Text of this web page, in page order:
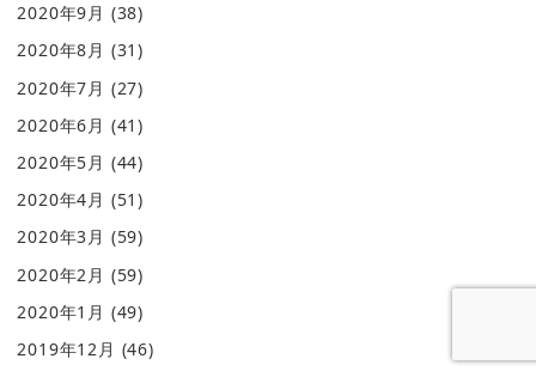
2020年9月 (38)
2020年8月 (31)
2020年7月 (27)
2020年6月 (41)
2020年5月 (44)
2020年4月 (51)
2020年3月 (59)
2020年2月 (59)
2020年1月 (49)
2019年12月 (46)